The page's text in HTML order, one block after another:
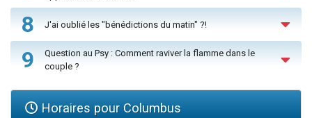
8 J'ai oublié les "bénédictions du matin" ?!
9
Question au Psy : Comment raviver la flamme dans le
couple ?
Horaires pour Columbus